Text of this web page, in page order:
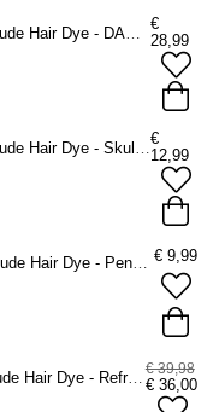
€
28,99
€
12,99
Attitude Hair Dye - Pentagram Haarstrik - Zwart € 9,99
Attitude Hair Dye - Refresh Bundle Semi permanente haarverf kit - Rood € 39,98
€ 36,00